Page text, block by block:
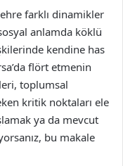
farklı dinamikler
anlamda köklü
kendine has
flört etmenin
toplumsal
kritik noktaları ele
ya da mevcut
bu makale